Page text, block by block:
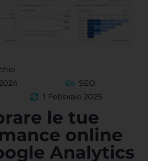
SEO
1 Febbraio 2025
le tue
online
Analytics